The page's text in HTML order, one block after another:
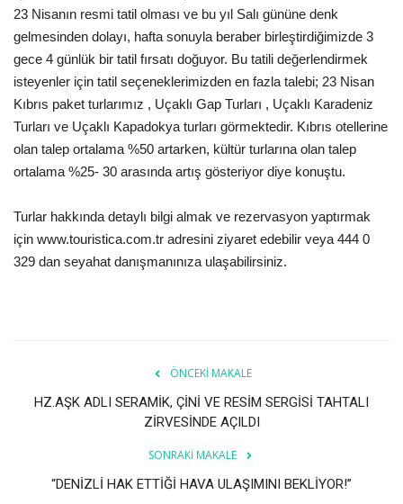
Sizlerden Gelenler
Yorumlar
Video Tanıtım
Köşe Yazarları
Galeri
23 Nisanın resmi tatil olması ve bu yıl Salı gününe denk
gelmesinden dolayı, hafta sonuyla beraber birleştirdiğimizde 3
gece 4 günlük bir tatil fırsatı doğuyor. Bu tatili değerlendirmek
isteyenler için tatil seçeneklerimizden en fazla talebi; 23 Nisan
Kıbrıs paket turlarımız , Uçaklı Gap Turları , Uçaklı Karadeniz
Turları ve Uçaklı Kapadokya turları görmektedir. Kıbrıs otellerine
olan talep ortalama %50 artarken, kültür turlarına olan talep
ortalama %25- 30 arasında artış gösteriyor diye konuştu.
Turlar hakkında detaylı bilgi almak ve rezervasyon yaptırmak
için www.touristica.com.tr adresini ziyaret edebilir veya 444 0
329 dan seyahat danışmanınıza ulaşabilirsiniz.
ÖNCEKI MAKALE
HZ.AŞK ADLI SERAMİK, ÇİNİ VE RESİM SERGİSİ TAHTALI
ZİRVESİNDE AÇILDI
SONRAKI MAKALE
“DENİZLİ HAK ETTİĞİ HAVA ULAŞIMINI BEKLİYOR!”